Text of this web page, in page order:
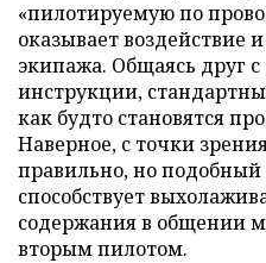
«пилотируемую по
оказывает воздействие
экипажа. Общаясь друг
инструкции,
как будто становятся
Наверное, с точки
правильно, но подобный
способствует
содержания в общении
вторым пилотом.